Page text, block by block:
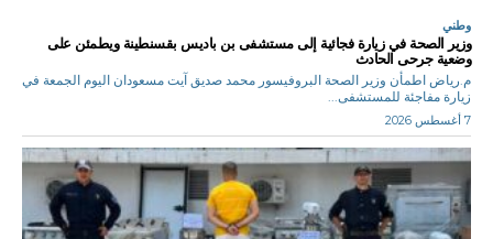
وطني
وزير الصحة في زيارة فجائية إلى مستشفى بن باديس بقسنطينة ويطمئن على
وضعية جرحى الحادث
م.رياض اطمأن وزير الصحة البروفيسور محمد صديق آيت مسعودان اليوم الجمعة في
زيارة مفاجئة للمستشفى...
7 أغسطس 2026